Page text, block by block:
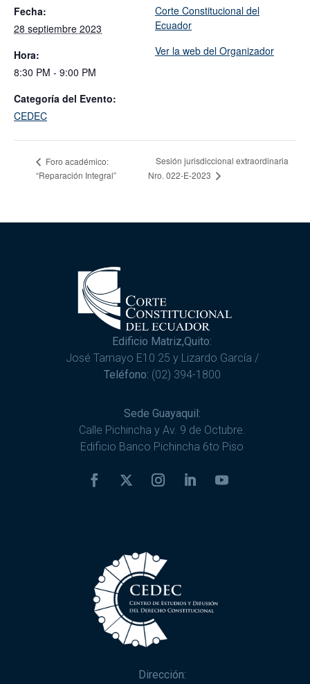
Fecha:
28 septiembre 2023
Hora:
8:30 PM - 9:00 PM
Categoría del Evento:
CEDEC
Corte Constitucional del
Ecuador
Ver la web del Organizador
Foro académico:
“Reparación Integral”
Sesión jurisdiccional extraordinaria
Nro. 022-E-2023
Edificio Matriz,Quito:
José Tamayo E10 25 y Lizardo García /
Teléfono: (02) 394-1800
Sede Guayaquil:
Calle Pichincha y Av. 9 de Octubre.
Edificio Banco Pichincha 6to Piso
Dirección: